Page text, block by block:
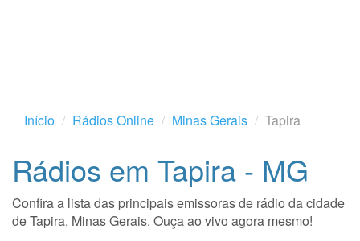
Início Rádios Online Minas Gerais Tapira
Rádios em Tapira - MG
Confira a lista das principais emissoras de rádio da cidade
de Tapira, Minas Gerais. Ouça ao vivo agora mesmo!